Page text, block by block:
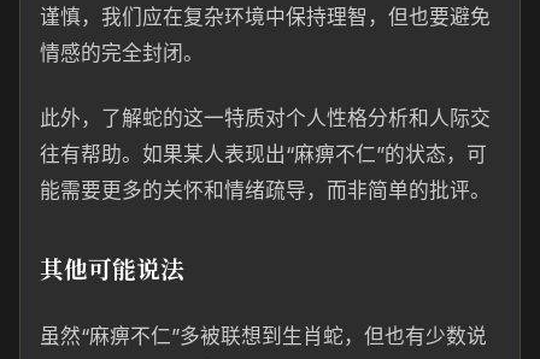
谨慎，我们应在复杂环境中保持理智，但也要避免
情感的完全封闭。
此外，了解蛇的这一特质对个人性格分析和人际交
往有帮助。如果某人表现出“麻痹不仁”的状态，可
能需要更多的关怀和情绪疏导，而非简单的批评。
其他可能说法
虽然“麻痹不仁”多被联想到生肖蛇，但也有少数说